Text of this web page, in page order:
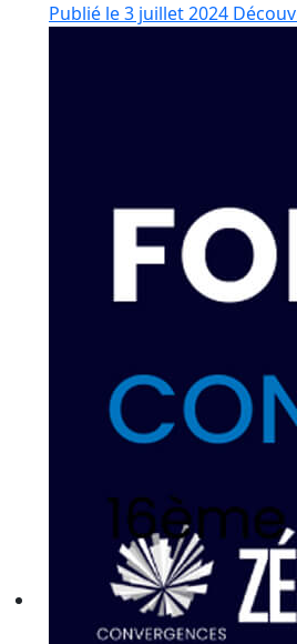
Publié le 3 juillet 2024